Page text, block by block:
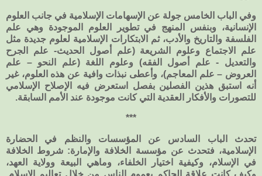
وفي الباب الخامس جولة عن الإسهامات الإسلامية في جانب العلوم
الإنسانية، وبنفس المنهج في تطوير العلوم الموجودة وهي علم
الفلسفة والتاريخ والأدب، ثم الابتكارات الإسلامية لعلوم جديدة مثل
علم الاجتماع وعلوم الشريعة (علم أصول الحديث- علم الجرح
والتعديل - علم أصول الفقه) وعلوم اللغة (علم النحو – علم
العروض – علم المعاجم)، وأعطى نبذات وافية عن هذه العلوم، غير
أنه استبق هذين الفصلين بفصل استعرض فيه الإصلاح الإسلامي
للتصورات والأفكار العقدية التي كانت موجودة عند الأمم السابقة.
***
تحدث الباب السادس عن المؤسسات والنظم في الحضارة
الإسلامية، فتحدث عن مؤسسة الخلافة والإمارة: شروط الخلافة
في الإسلام، وكيفية اختيار الخلفاء، وماهي البيعة وولاية العهد،